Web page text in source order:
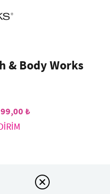
Detayları
& Body Works
₺